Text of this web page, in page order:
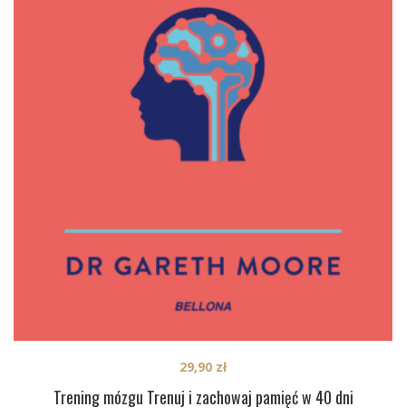
Trening mózgu Trenuj i zachowaj pamięć w 40 dni
29,90 zł